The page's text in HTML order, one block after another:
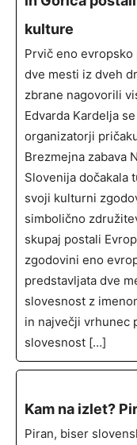
kulture
Prvič eno
dve mesti iz dveh
zbrane nagovorili
Edvarda Kardelja
organizatorji
Brezmejna zabava
Slovenija dočakala
svoji kulturni
simbolično
skupaj postali
zgodovini eno
predstavljata dve
slovesnost z
in največji vrhunec
slovesnost […]
Kam na izlet?
Piran, biser